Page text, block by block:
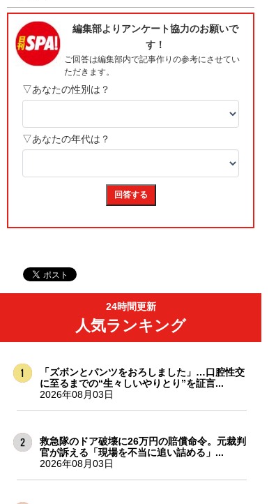
24時間更新
人気ランキング
「ズボンとパンツをおろしました」…口腔性交
に至るまでの“生々しいやりとり”を証言...
2026年08月03日
救急隊のドア破壊に26万円の賠償命令。元裁判
官が訴える「現場を不当に追い詰める」...
2026年08月03日